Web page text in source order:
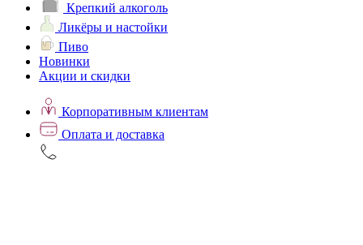
Крепкий алкоголь
Ликёры и настойки
Пиво
Новинки
Акции и скидки
Корпоративным клиентам
Оплата и доставка